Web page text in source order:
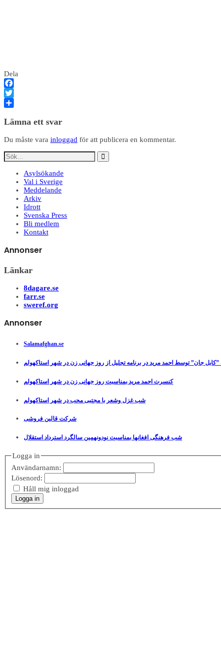
Dela
Facebook
Twitter
Lämna ett svar
Du måste vara inloggad för att publicera en kommentar.
Asylsökande
Val i Sverige
Meddelande
Arkiv
Idrott
Svenska Press
Bli medlem
Kontakt
Annonser
Länkar
8dagare.se
farr.se
sweref.org
Annonser
Salamafghan.se
”کابل جان” توسط احمد مرید در برنامه تجلیل از روز جهانی زن در شهر استاکهولم
کنسرت احمد مرید بمناسبت روز جهانی زن در شهر استاکهولم
شب غزل وشعر با مجتبی محب در شهر استاکهولم
شرکت قالین فروشی
شب فرهنگی افغانها بمناسبت نودونهمین سالگرد استرداد استقلال
Logga in
Användarnamn:
Lösenord:
Håll mig inloggad
Logga in